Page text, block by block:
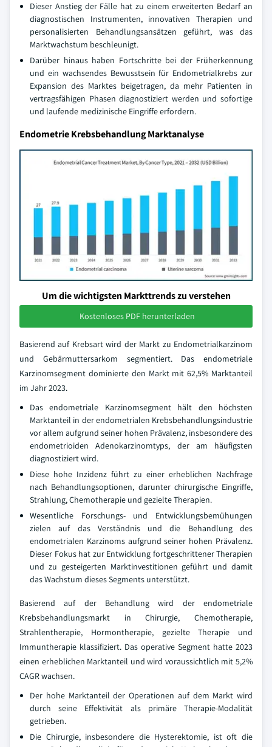
Dieser Anstieg der Fälle hat zu einem erweiterten Bedarf an
diagnostischen Instrumenten, innovativen Therapien und
personalisierten Behandlungsansätzen geführt, was das
Marktwachstum beschleunigt.
Darüber hinaus haben Fortschritte bei der Früherkennung
und ein wachsendes Bewusstsein für Endometrialkrebs zur
Expansion des Marktes beigetragen, da mehr Patienten in
vertragsfähigen Phasen diagnostiziert werden und sofortige
und laufende medizinische Eingriffe erfordern.
Endometrie Krebsbehandlung Marktanalyse
Um die wichtigsten Markttrends zu verstehen
Kostenloses PDF herunterladen
Basierend auf Krebsart wird der Markt zu Endometrialkarzinom
und Gebärmuttersarkom segmentiert. Das endometriale
Karzinomsegment dominierte den Markt mit 62,5% Marktanteil
im Jahr 2023.
Das endometriale Karzinomsegment hält den höchsten
Marktanteil in der endometrialen Krebsbehandlungsindustrie
vor allem aufgrund seiner hohen Prävalenz, insbesondere des
endometrioiden Adenokarzinomtyps, der am häufigsten
diagnostiziert wird.
Diese hohe Inzidenz führt zu einer erheblichen Nachfrage
nach Behandlungsoptionen, darunter chirurgische Eingriffe,
Strahlung, Chemotherapie und gezielte Therapien.
Wesentliche Forschungs- und Entwicklungsbemühungen
zielen auf das Verständnis und die Behandlung des
endometrialen Karzinoms aufgrund seiner hohen Prävalenz.
Dieser Fokus hat zur Entwicklung fortgeschrittener Therapien
und zu gesteigerten Marktinvestitionen geführt und damit
das Wachstum dieses Segments unterstützt.
Basierend auf der Behandlung wird der endometriale
Krebsbehandlungsmarkt in Chirurgie, Chemotherapie,
Strahlentherapie, Hormontherapie, gezielte Therapie und
Immuntherapie klassifiziert. Das operative Segment hatte 2023
einen erheblichen Marktanteil und wird voraussichtlich mit 5,2%
CAGR wachsen.
Der hohe Marktanteil der Operationen auf dem Markt wird
durch seine Effektivität als primäre Therapie-Modalität
getrieben.
Die Chirurgie, insbesondere die Hysterektomie, ist oft die